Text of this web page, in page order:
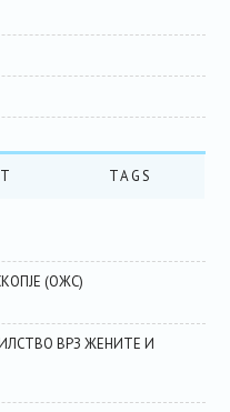
TAGS
(ОЖС)
ВРЗ ЖЕНИТЕ И